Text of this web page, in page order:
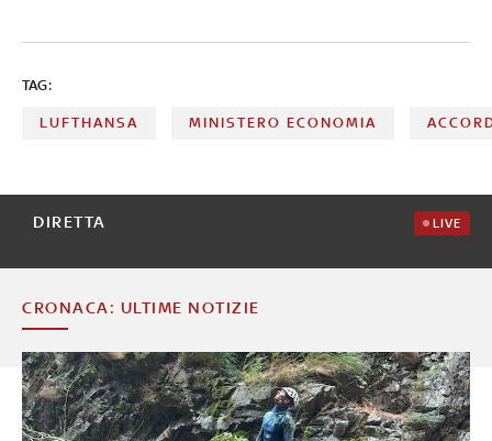
di coloro che offrono lavoro ci sono anche Air France-
TAG:
LUFTHANSA MINISTERO ECONOMIA
DIRETTA LIVE
CRONACA: ULTIME NOTIZIE